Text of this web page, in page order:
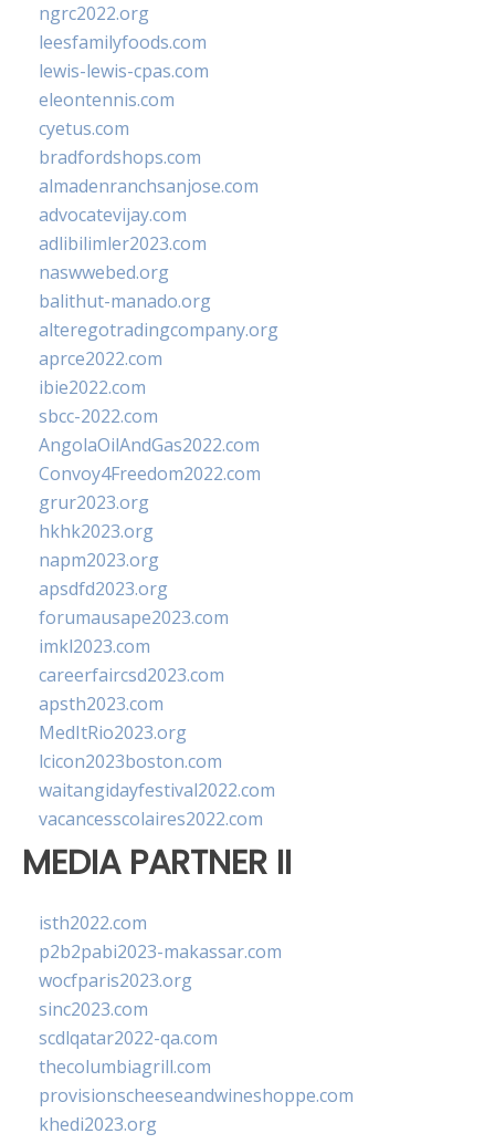
ngrc2022.org
leesfamilyfoods.com
lewis-lewis-cpas.com
eleontennis.com
cyetus.com
bradfordshops.com
almadenranchsanjose.com
advocatevijay.com
adlibilimler2023.com
naswwebed.org
balithut-manado.org
alteregotradingcompany.org
aprce2022.com
ibie2022.com
sbcc-2022.com
AngolaOilAndGas2022.com
Convoy4Freedom2022.com
grur2023.org
hkhk2023.org
napm2023.org
apsdfd2023.org
forumausape2023.com
imkl2023.com
careerfaircsd2023.com
apsth2023.com
MedItRio2023.org
lcicon2023boston.com
waitangidayfestival2022.com
vacancesscolaires2022.com
MEDIA PARTNER II
isth2022.com
p2b2pabi2023-makassar.com
wocfparis2023.org
sinc2023.com
scdlqatar2022-qa.com
thecolumbiagrill.com
provisionscheeseandwineshoppe.com
khedi2023.org